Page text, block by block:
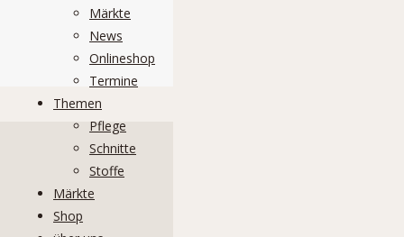
Märkte
News
Onlineshop
Termine
Themen
Pflege
Schnitte
Stoffe
Märkte
Shop